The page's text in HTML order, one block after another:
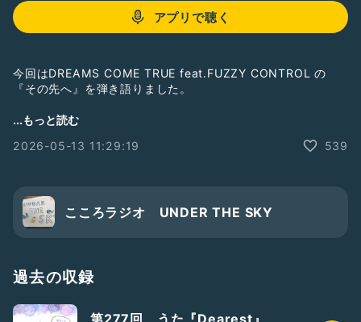
アプリで聴く
今回はDREAMS COME TRUE feat.FUZZY CONTROL の
『その先へ』を弾き語りました。
最後弾いていて泣きそうになりました（笑）
#今日も元気に弾き語り
#笑い上戸
#統合失調症
#ピアノ🎹
#その先へ
#DREAMSCOMETRUE
#FUZZYCONTROL
...もっと読む
2026-05-13 11:29:19
539
こころラジオ UNDER THE SKY
過去の収録